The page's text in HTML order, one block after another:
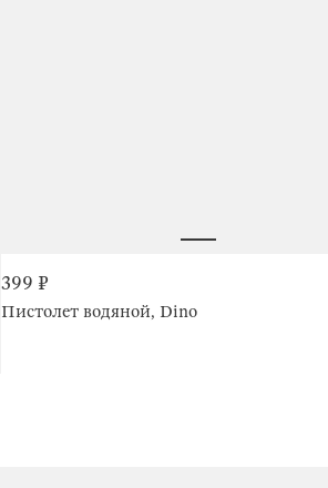
399 ₽
Пистолет водяной, Dino